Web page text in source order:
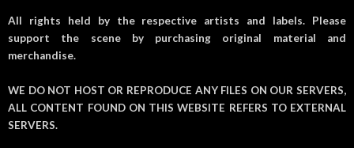
All rights held by the respective artists and labels. Please
support the scene by purchasing original material and
merchandise.
WE DO NOT HOST OR REPRODUCE ANY FILES ON OUR SERVERS,
ALL CONTENT FOUND ON THIS WEBSITE REFERS TO EXTERNAL
SERVERS.